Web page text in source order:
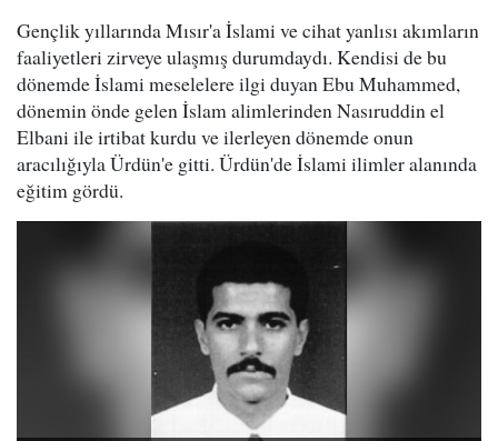
Gençlik yıllarında Mısır'a İslami ve cihat yanlısı akımların
faaliyetleri zirveye ulaşmış durumdaydı. Kendisi de bu
dönemde İslami meselelere ilgi duyan Ebu Muhammed,
dönemin önde gelen İslam alimlerinden Nasıruddin el
Elbani ile irtibat kurdu ve ilerleyen dönemde onun
aracılığıyla Ürdün'e gitti. Ürdün'de İslami ilimler alanında
eğitim gördü.